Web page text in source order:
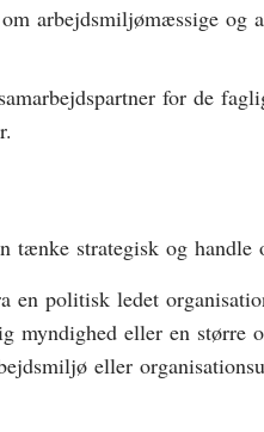
arbejdsmiljømæssige og
for de
tænke strategisk og handle
en politisk ledet
myndighed eller en større
eller